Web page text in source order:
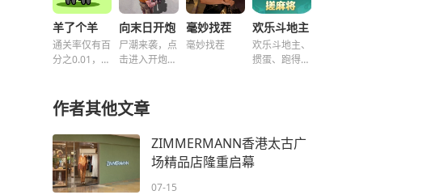
羊了个羊
通关率仅有百
分之0.01，快
向末日开炮
尸潮来袭，点
击进入开炮宇
毫妙找茬
毫妙找茬
欢乐斗地主
欢乐斗地主、
掼蛋、跑得
作者其他文章
ZIMMERMANN香港太古广
场精品店隆重启幕
07-15